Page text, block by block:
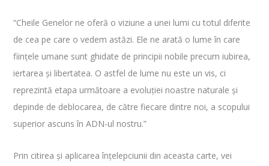
“Cheile Genelor ne oferă o viziune a unei lumi cu totul diferite
de cea pe care o vedem astăzi. Ele ne arată o lume în care
ființele umane sunt ghidate de principii nobile precum iubirea,
iertarea și libertatea. O astfel de lume nu este un vis, ci
reprezintă etapa următoare a evoluției noastre naturale și
depinde de deblocarea, de către fiecare dintre noi, a scopului
superior ascuns în ADN-ul nostru.”
Prin citirea și aplicarea înțelepciunii din aceasta carte, vei